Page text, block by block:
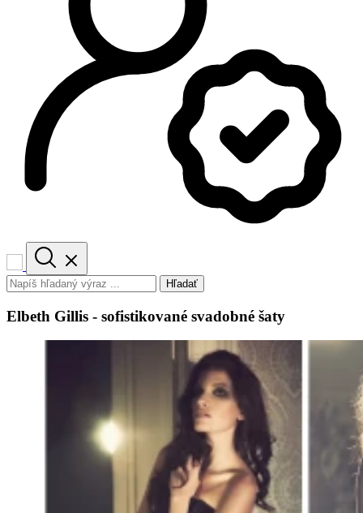
Hľadať
Elbeth Gillis - sofistikované svadobné šaty